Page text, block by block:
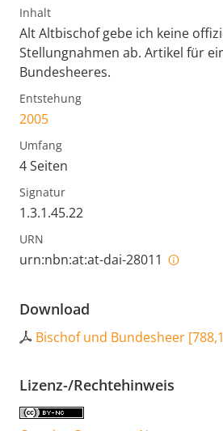
Inhalt
Alt Altbischof gebe ich keine
Stellungnahmen ab. Artikel für
Bundesheeres.
Entstehung
2005
Umfang
4 Seiten
Signatur
1.3.1.45.22
URN
urn:nbn:at:at-dai-28011
Download
Bischof und Bundesheer [
Lizenz-/Rechtehinweis